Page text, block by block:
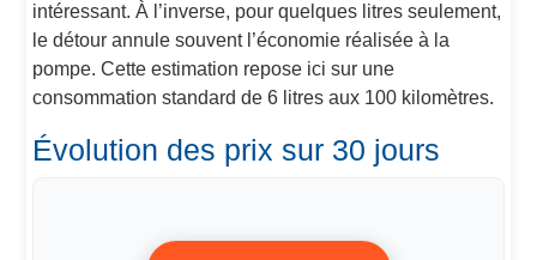
intéressant. À l’inverse, pour quelques litres seulement,
le détour annule souvent l’économie réalisée à la
pompe. Cette estimation repose ici sur une
consommation standard de 6 litres aux 100 kilomètres.
Évolution des prix sur 30 jours